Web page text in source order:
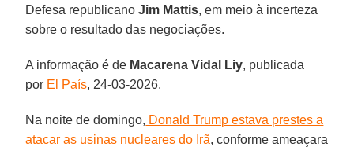
Defesa republicanoJim Mattis, em meio à incerteza
sobre o resultado das negociações.
A informação é de Macarena Vidal Liy, publicada
por El País, 24-03-2026.
Na noite de domingo, Donald Trump estava prestes a
atacar as usinas nucleares do Irã, conforme ameaçara